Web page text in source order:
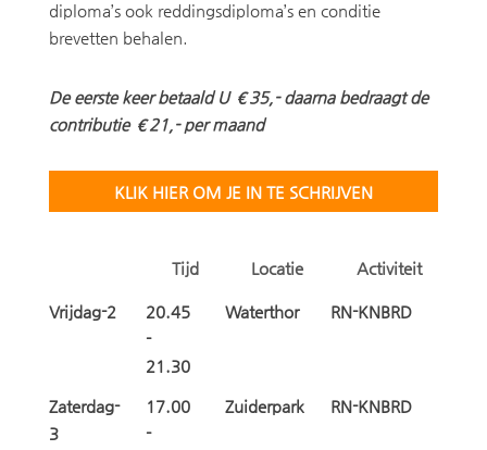
diploma’s ook reddingsdiploma’s en conditie
brevetten behalen.
De eerste keer betaald U €35,- daarna bedraagt de
contributie €21,- per maand
KLIK HIER OM JE IN TE SCHRIJVEN
Tijd Locatie Activiteit
Vrijdag-2
20.45
-
21.30
Waterthor RN-KNBRD
Zaterdag-
3
17.00
-
Zuiderpark RN-KNBRD